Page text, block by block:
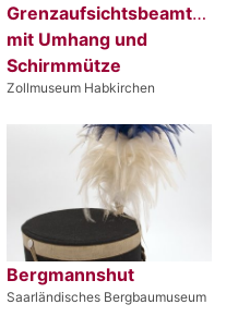
Grenzaufsichtsbeamten
mit Umhang und
Schirmmütze
Zollmuseum Habkirchen
Bergmannshut
Saarländisches Bergbaumuseum